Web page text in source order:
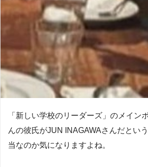
「新しい学校のリーダーズ」のメイン
んの彼氏がJUN INAGAWAさんだとい
当なのか気になりますよね。